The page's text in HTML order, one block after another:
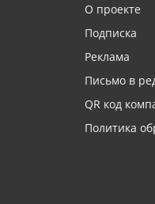
О проекте
Подписка
Реклама
Письмо в
QR код
Политика